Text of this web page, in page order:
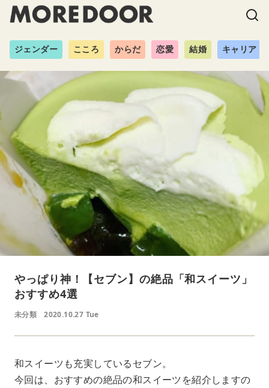
ジェンダー こころ からだ 恋愛 結婚 キャリア
やっぱり神！【セブン】の絶品「和スイーツ」
おすすめ4選
未分類 2020.10.27 Tue
和スイーツも充実しているセブン。
今回は、おすすめの絶品の和スイーツを紹介しますの